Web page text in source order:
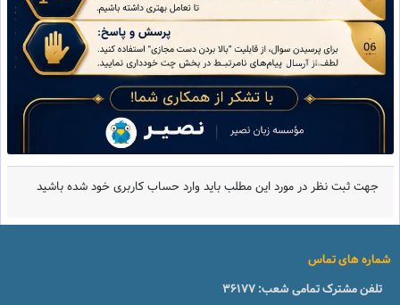
جهت ثبت نظر در مورد این مطلب باید وارد حساب کاربری خود شده باشید
شماره های تماس
تلفن مشترک تمامی شعب:36177